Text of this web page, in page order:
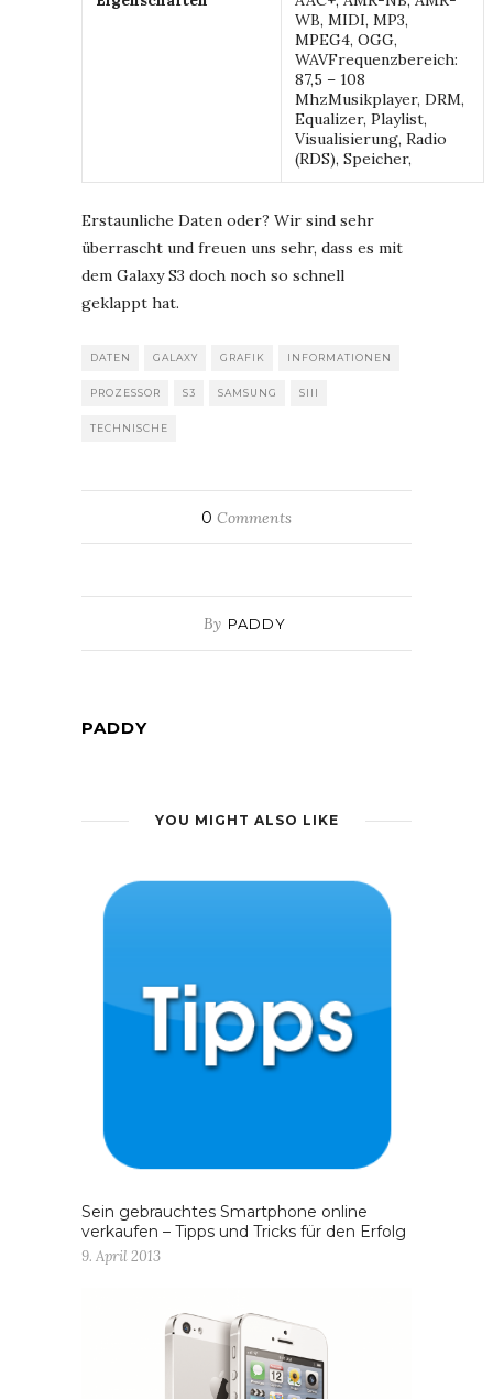
WB, MIDI, MP3,
MPEG4, OGG,
WAVFrequenzbereich:
87,5 – 108
MhzMusikplayer, DRM,
Equalizer, Playlist,
Visualisierung, Radio
(RDS), Speicher,
Erstaunliche Daten oder? Wir sind sehr
überrascht und freuen uns sehr, dass es mit
dem Galaxy S3 doch noch so schnell
geklappt hat.
DATEN GALAXY GRAFIK INFORMATIONEN
PROZESSOR S3 SAMSUNG SIII
TECHNISCHE
0 Comments
By PADDY
PADDY
YOU MIGHT ALSO LIKE
Sein gebrauchtes Smartphone online
verkaufen – Tipps und Tricks für den Erfolg
9. April 2013